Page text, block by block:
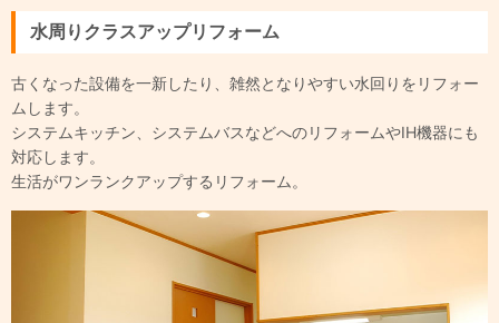
水周りクラスアップリフォーム
古くなった設備を一新したり、雑然となりやすい水回りをリフォー
ムします。
システムキッチン、システムバスなどへのリフォームやIH機器にも
対応します。
生活がワンランクアップするリフォーム。